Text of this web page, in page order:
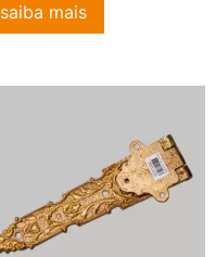
saiba mais